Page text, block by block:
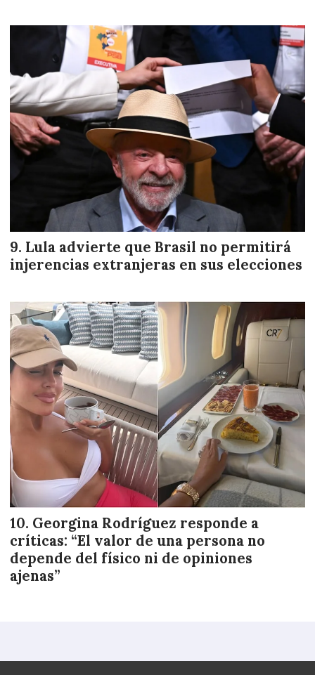
Lula advierte que Brasil no permitirá
injerencias extranjeras en sus elecciones
Georgina Rodríguez responde a
críticas: “El valor de una persona no
depende del físico ni de opiniones
ajenas”